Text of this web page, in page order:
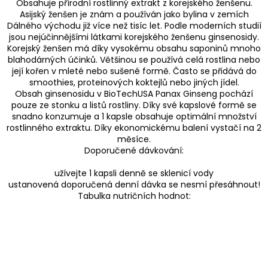
Obsahuje přírodní rostlinný extrakt z korejského ženšenu.
Asijský ženšen je znám a používán jako bylina v zemích
Dálného východu již více než tisíc let. Podle moderních studií
jsou nejúčinnějšími látkami korejského ženšenu ginsenosidy.
Korejský ženšen má díky vysokému obsahu saponinů mnoho
blahodárných účinků. Většinou se používá celá rostlina nebo
její kořen v mleté nebo sušené formě. Často se přidává do
smoothies, proteinových koktejlů nebo jiných jídel.
Obsah ginsenosidu v BioTechUSA Panax Ginseng pochází
pouze ze stonku a listů rostliny. Díky své kapslové formě se
snadno konzumuje a 1 kapsle obsahuje optimální množství
rostlinného extraktu. Díky ekonomickému balení vystačí na 2
měsíce.
Doporučené dávkování:
užívejte 1 kapsli denně se sklenicí vody
ustanovená doporučená denní dávka se nesmí přesáhnout!
Tabulka nutričních hodnot: